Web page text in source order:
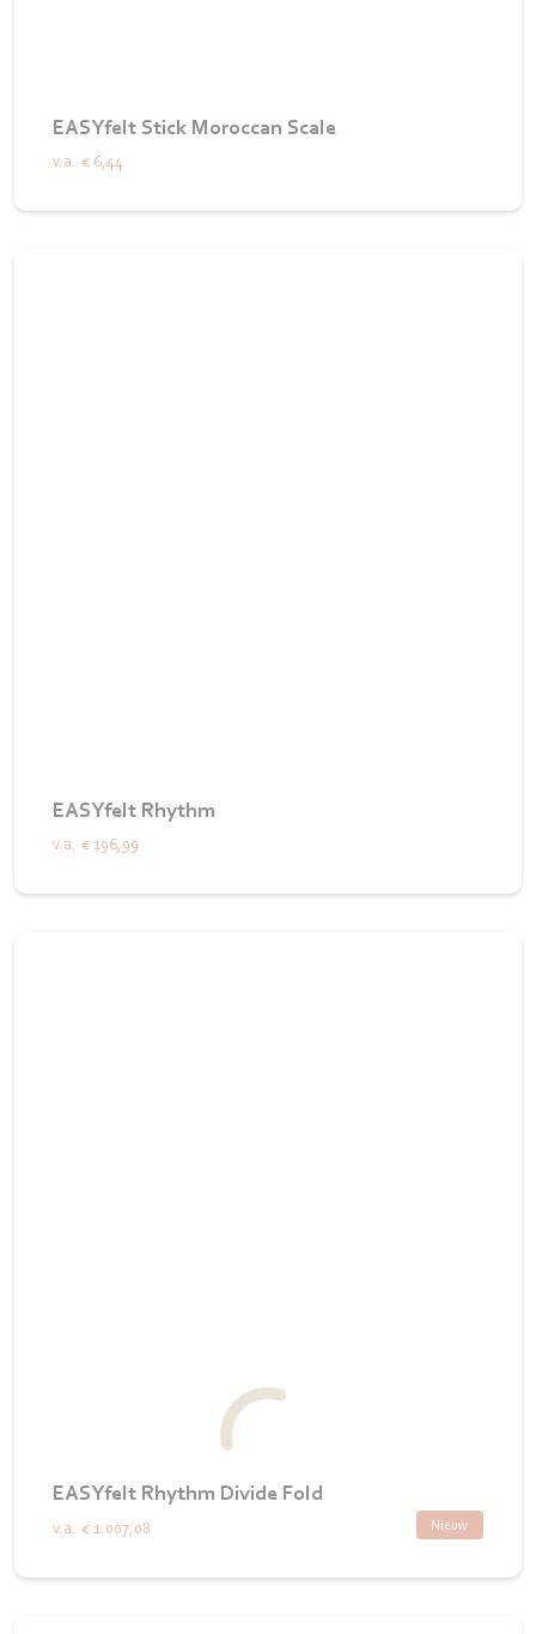
EASYfelt Stick Moroccan Scale
v.a. € 6,44
EASYfelt Rhythm
v.a. € 196,99
EASYfelt Rhythm Divide Fold
Nieuw
v.a. € 1.007,08